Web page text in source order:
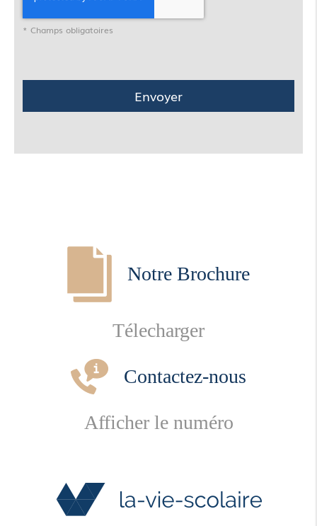
*Champs obligatoires
Notre Brochure
Télecharger
Contactez-nous
Afficher le numéro